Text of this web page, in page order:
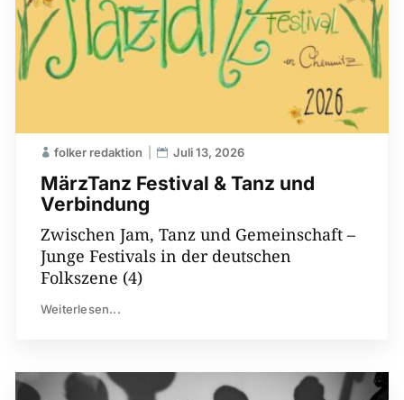
MärzTanz Festival & Tanz und
Verbindung
folker redaktion Juli 13, 2026
Zwischen Jam, Tanz und Gemeinschaft –
Junge Festivals in der deutschen
Folkszene (4)
Weiterlesen...